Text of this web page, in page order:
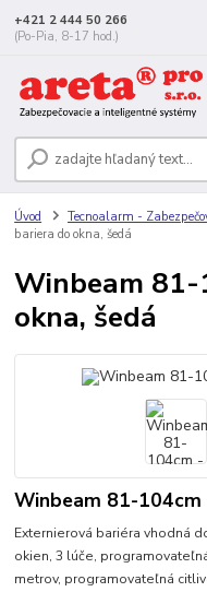
+421 2 444 50 266
(Po-Pia, 8-17 hod.)
Úvod Tecnoalarm -
bariera do okna, šedá
Winbeam
okna, šedá
Winbeam 81-104cm
Externierová bariéra vhodná
okien, 3 lúče,
metrov, programovateľná